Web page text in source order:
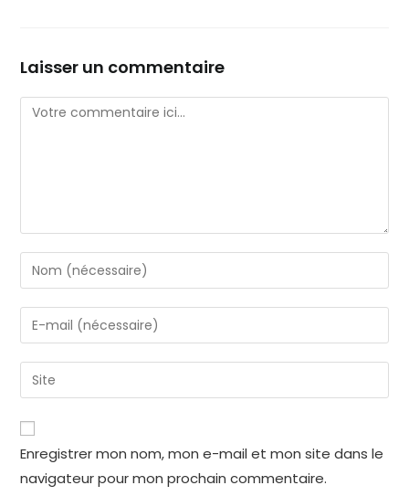
Laisser un commentaire
Enregistrer mon nom, mon e-mail et mon site dans le
navigateur pour mon prochain commentaire.